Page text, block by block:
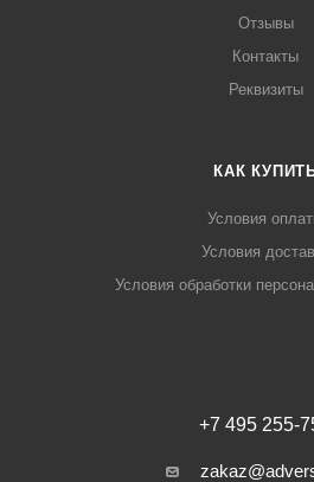
Отзывы
Контакты
Реквизиты
КАК
Условия
Условия
Условия обработки
+7 495 255-